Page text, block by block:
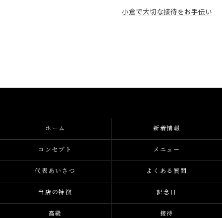
小倉で大切な接待をお手伝い
ホーム 新着情報
コンセプト メニュー
代表あいさつ よくある質問
当店の特徴 記念日
高級 接待